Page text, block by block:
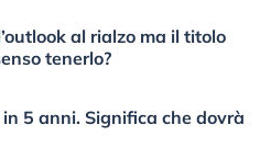
al rialzo ma il titolo
tenerlo?
5 anni. Significa che dovrà